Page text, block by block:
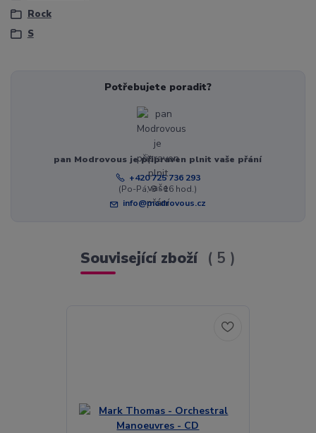
Rock
S
Potřebujete poradit?
pan Modrovous je připraven plnit vaše přání
+420 725 736 293
(Po-Pá, 8 - 16 hod.)
info@modrovous.cz
Související zboží 5